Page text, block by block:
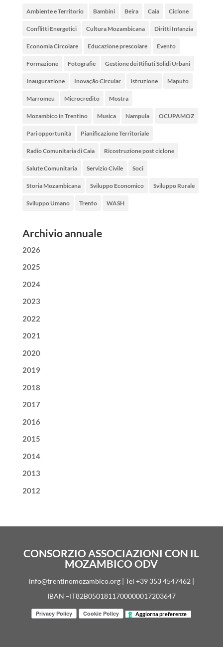
Ambiente e Territorio Bambini Beira Caia Ciclone
Conflitti Energetici Cultura Mozambicana Diritti Infanzia
Economia Circolare Educazione prescolare Evento
Formazione Fotografie Gestione dei Rifiuti Solidi Urbani
Inaugurazione Inovação Circular Istruzione Maputo
Marromeu Microcredito Mostra
Mozambico in Trentino Musica Nampula OCUPAMOZ
Pari opportunità Pianificazione Territoriale
Radio Comunitaria di Caia Ricostruzione post ciclone
Salute Comunitaria Servizio Civile Soci
Storia Mozambicana Sviluppo Economico Sviluppo Rurale
Sviluppo Umano Trento WASH
Archivio annuale
2026
2025
2024
2023
2022
2021
2020
2019
2018
2017
2016
2015
2014
2013
2012
CONSORZIO ASSOCIAZIONI CON IL
MOZAMBICO ODV
info@trentinomozambico.org | Tel +39 353 4547462 |
IBAN –IT82B0501811700000017203647
Aggiorna preferenze